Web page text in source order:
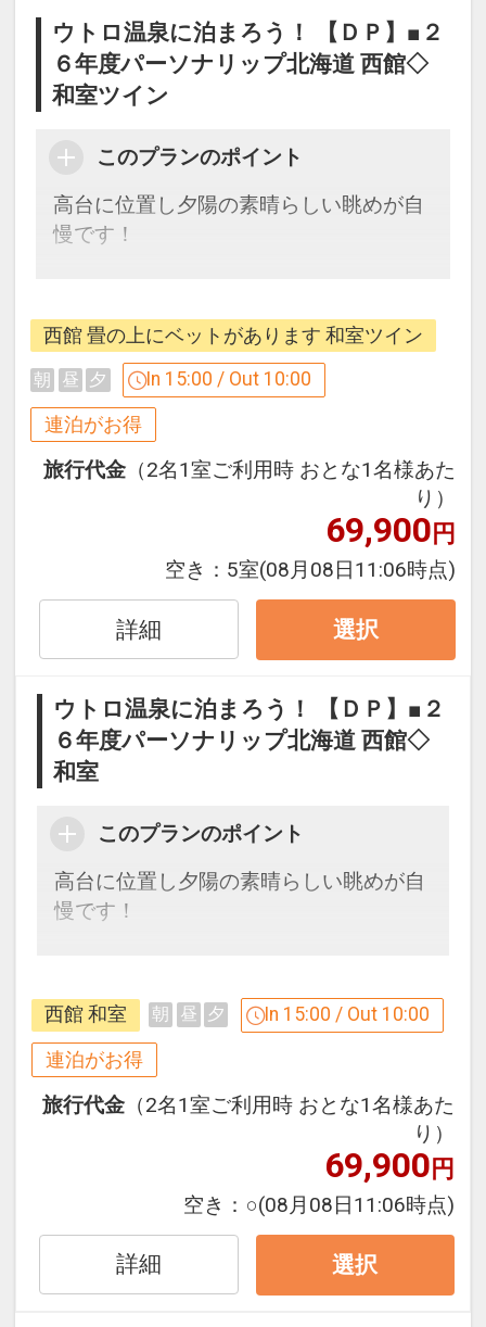
ウトロ温泉に泊まろう！ 【ＤＰ】■２
６年度パーソナリップ北海道 西館◇
和室ツイン
このプランのポイント
高台に位置し夕陽の素晴らしい眺めが自
慢です！
す
連泊の場合、
１泊目より１泊につきおひとり様
５００円引、こどもA３５０円引、こど
もB２５０円引
※割引適用後のご旅行代金は、カレンダ
ーからお進みいただいた後表示される
「空室照会結果確認画面」でご確認くだ
※宿泊期間中すべての日において人数・
氏名・客室タイプ・食事条件・プラン同
す。
ひがし北海道トップクラスの広さを持つ
天然翡翠大浴場
世界的にも類まれな天然翡翠を浴場の７
割に敷き詰めてます。
また、世界自然遺産・知床「ウトロ温
泉」は、ナトリウムや塩化物を多く含む
湯冷めしにくく、肌がしっとりする「美
人の湯」として知られています。
そしてパノラマ大浴場から一望できる世
界遺産知床の絶景！最高の癒しをご堪能
ください♪
西館 畳の上にベットがあります 和室ツイン
朝 昼 夕 In 15:00 / Out 10:00
連泊がお得
旅行代金 （2名1室ご利用時 おとな1名様あた
り）
69,900円
空き： 5室(08月08日11:06時点)
詳細 選択
ウトロ温泉に泊まろう！ 【ＤＰ】■２
６年度パーソナリップ北海道 西館◇
和室
このプランのポイント
高台に位置し夕陽の素晴らしい眺めが自
慢です！
す
連泊の場合、
１泊目より１泊につきおひとり様
もB２５０円引
※割引適用後のご旅行代金は、カレンダ
ーからお進みいただいた後表示される
「空室照会結果確認画面」でご確認くだ
さい。
※宿泊期間中すべての日において人数・
西館 和室 朝 昼 夕 In 15:00 / Out 10:00
連泊がお得
旅行代金 （2名1室ご利用時 おとな1名様あた
り）
69,900円
空き： ○(08月08日11:06時点)
詳細 選択